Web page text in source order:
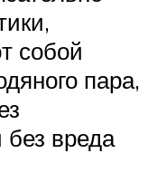
собой
пара,
без вреда